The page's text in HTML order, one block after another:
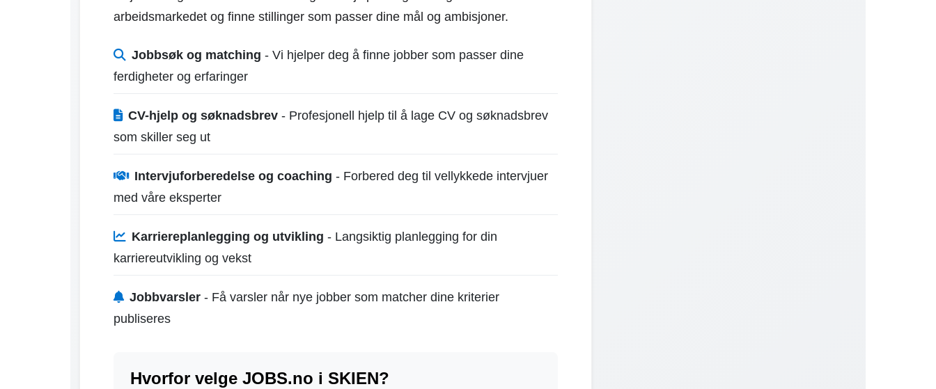
arbeidsmarkedet og finne stillinger som passer dine mål og ambisjoner.
Jobbsøk og matching - Vi hjelper deg å finne jobber som passer dine
ferdigheter og erfaringer
CV-hjelp og søknadsbrev- Profesjonell hjelp til å lage CV og søknadsbrev
som skiller seg ut
Intervjuforberedelse og coaching - Forbered deg til vellykkede intervjuer
med våre eksperter
Karriereplanlegging og utvikling - Langsiktig planlegging for din
karriereutvikling og vekst
Jobbvarsler- Få varsler når nye jobber som matcher dine kriterier
publiseres
Hvorfor velge JOBS.no i SKIEN?